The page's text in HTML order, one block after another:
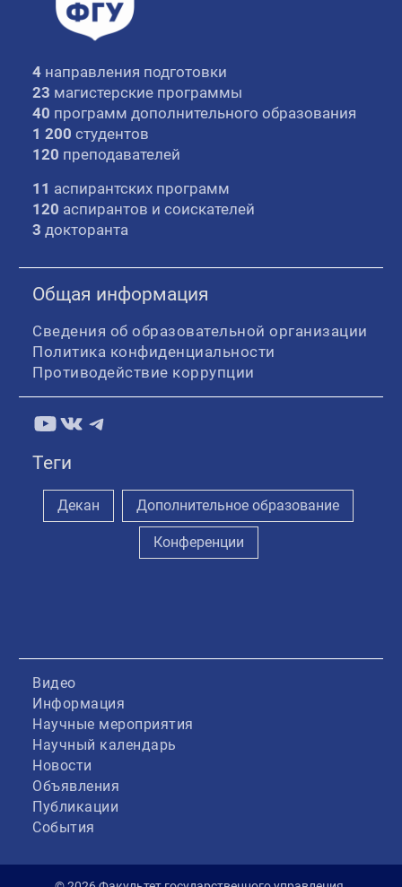
4 направления подготовки
23 магистерские программы
40 программ дополнительного образования
1 200 студентов
120 преподавателей
11 аспирантских программ
120 аспирантов и соискателей
3 докторанта
Общая информация
Сведения об образовательной организации
Политика конфиденциальности
Противодействие коррупции
YouTube
ВКонтакте
Telegram
Теги
Декан Дополнительное образование
Конференции
Видео
Информация
Научные мероприятия
Научный календарь
Новости
Объявления
Публикации
События